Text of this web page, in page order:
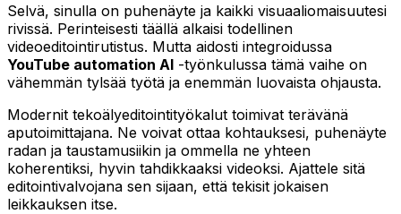
Selvä, sinulla on puhenäyte ja kaikki visuaaliomaisuutesi
rivissä. Perinteisesti täällä alkaisi todellinen
videoeditointirutistus. Mutta aidosti integroidussa
YouTube automation AI -työnkulussa tämä vaihe on
vähemmän tylsää työtä ja enemmän luovaista ohjausta.
Modernit tekoälyeditointityökalut toimivat terävänä
aputoimittajana. Ne voivat ottaa kohtauksesi, puhenäyte
radan ja taustamusiikin ja ommella ne yhteen
koherentiksi, hyvin tahdikkaaksi videoksi. Ajattele sitä
editointivalvojana sen sijaan, että tekisit jokaisen
leikkauksen itse.